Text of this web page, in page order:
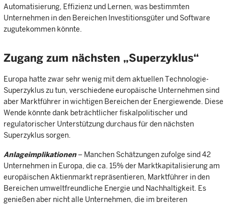
Automatisierung, Effizienz und Lernen, was bestimmten
Unternehmen in den Bereichen Investitionsgüter und Software
zugutekommen könnte.
Zugang zum nächsten „Superzyklus“
Europa hatte zwar sehr wenig mit dem aktuellen Technologie-
Superzyklus zu tun, verschiedene europäische Unternehmen sind
aber Marktführer in wichtigen Bereichen der Energiewende. Diese
Wende könnte dank beträchtlicher fiskalpolitischer und
regulatorischer Unterstützung durchaus für den nächsten
Superzyklus sorgen.
Anlageimplikationen– Manchen Schätzungen zufolge sind 42
Unternehmen in Europa, die ca. 15% der Marktkapitalisierung am
europäischen Aktienmarkt repräsentieren, Marktführer in den
Bereichen umweltfreundliche Energie und Nachhaltigkeit. Es
genießen aber nicht alle Unternehmen, die im breiteren